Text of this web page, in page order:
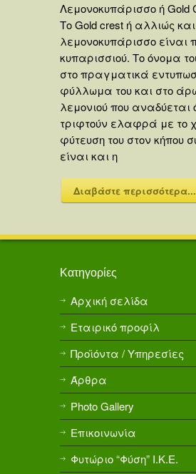
Λεμονοκυπάρισσο ή Gold
Το Gold crest ή αλλιώς και
λεμονοκυπάρισσο είναι
κυπαρισσιού. Το όνομα
στο πραγματικά
φύλλωμα του και στο
λεμονιού που αναδύεται
τριφτούν ελαφρά με το
φύτευση του στον κήπου
είναι και η
Διαβάστε περισσότερα...
Κατηγορίες
Αρχική σελίδα
Εταιρικό προφίλ
Προϊόντα / Υπηρεσίες
Άρθρα
Photo Gallery
Επικοινωνία
Φυτώριο “Φύση” Ι.Κ.Ε.